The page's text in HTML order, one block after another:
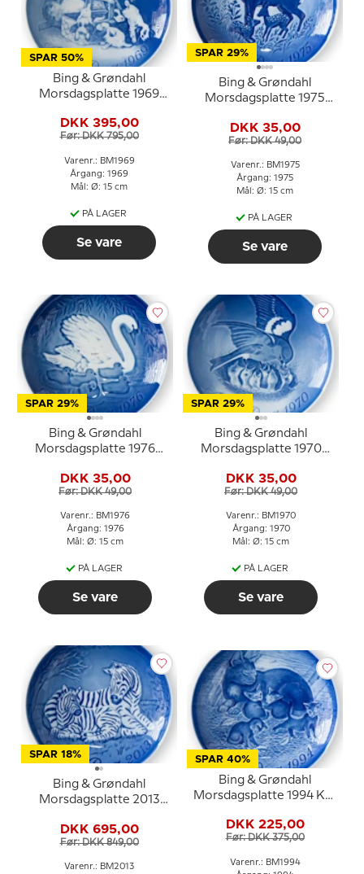
SPAR 50%
Bing & Grøndahl
Morsdagsplatte 1969
hvalpe
DKK 395,00
Før: DKK 795,00
Varenr.: BM1969
Årgang: 1969
Mål: Ø: 15 cm
PÅ LAGER
Se vare
SPAR 29%
Bing & Grøndahl
Morsdagsplatte 1975
DKK 35,00
Før: DKK 49,00
Varenr.: BM1975
Årgang: 1975
Mål: Ø: 15 cm
PÅ LAGER
Se vare
SPAR 29%
Bing & Grøndahl
Morsdagsplatte 1976
DKK 35,00
Før: DKK 49,00
Varenr.: BM1976
Årgang: 1976
Mål: Ø: 15 cm
PÅ LAGER
Se vare
SPAR 29%
Bing & Grøndahl
Morsdagsplatte 1970
DKK 35,00
Før: DKK 49,00
Varenr.: BM1970
Årgang: 1970
Mål: Ø: 15 cm
PÅ LAGER
Se vare
SPAR 18%
Bing & Grøndahl
Morsdagsplatte 2013
DKK 695,00
Før: DKK 849,00
Varenr.: BM2013
SPAR 40%
Bing & Grøndahl
Morsdagsplatte 1994 Kat
DKK 225,00
Før: DKK 375,00
Varenr.: BM1994